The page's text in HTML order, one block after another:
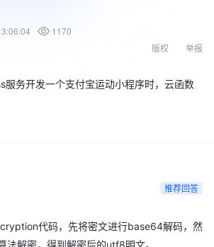
1170
举报
版权
服务开发一个支付宝运动小程序时，云函数
推荐回答
代码，先将密文进行base64解码，然
解密，得到解密后的utf8明文。